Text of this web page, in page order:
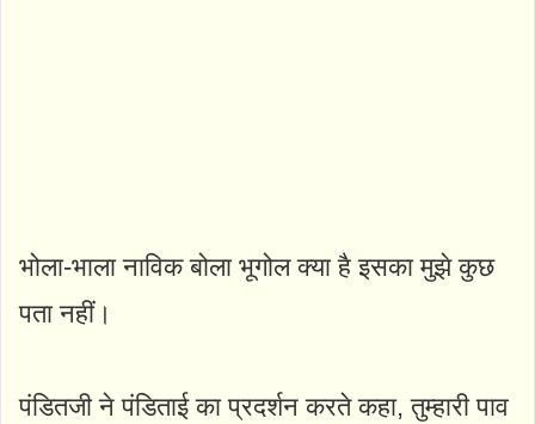
भोला-भाला नाविक बोला भूगोल क्या है इसका मुझे कुछ
पता नहीं।
पंडितजी ने पंडिताई का प्रदर्शन करते कहा, तुम्हारी पाव